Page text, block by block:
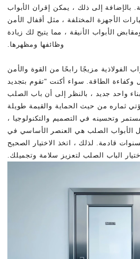
بالإضافة إلى ذلك ، يمكن إقران الأبواب
الأجهزة المختلفة ، مثل أقفال الأمن
الأبواب الأنيقة ، مما يتيح لك زيادة
وظائفها ومظهرها.
الفولاذية مزيجًا رابحًا من القوة والأمن
وكفاءة الطاقة. سواء أكنت "تقوم بتجديد
بناء واحد جديد ، بالنظر إلى أن باب الصلب
ثماره من حيث الحماية والقيمة طويلة
وتحسينه في التصميم والتكنولوجيا ،
الأبواب الصلب هي العنصر الأساسي في
قادمة. لذلك ، اتخذ الاختيار الصحيح
الباب الصلب لتعزيز سلامة وتجميلك.